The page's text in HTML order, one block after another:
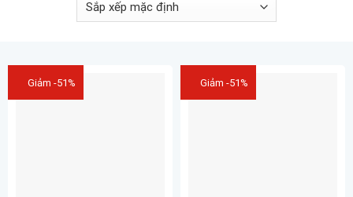
Giảm -51% Giảm -51%